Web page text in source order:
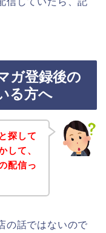
ガ登録後の
る方へ
探して
して、
配信っ
の話ではないので